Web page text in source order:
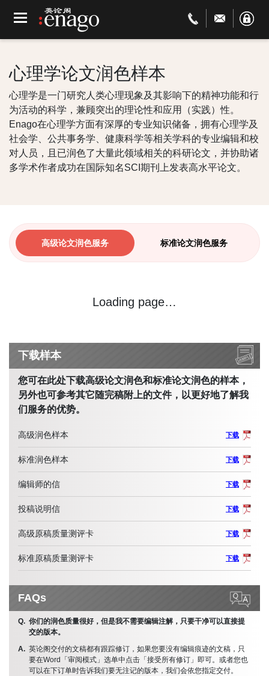
心理学论文润色样本
心理学是一门研究人类心理现象及其影响下的精神功能和行
为活动的科学，兼顾突出的理论性和应用（实践）性。
Enago在心理学方面有深厚的专业知识储备，拥有心理学及
社会学、公共事务学、健康科学等相关学科的专业编辑和校
对人员，且已润色了大量此领域相关的科研论文，并协助诸
多学术作者成功在国际知名SCI期刊上发表高水平论文。
高级论文润色服务 标准论文润色服务
Loading page…
下载样本
您可在此处下载高级论文润色和标准论文润色的样本，
另外也可参考其它随完稿附上的文件，以更好地了解我
们服务的优势。
高级润色样本 下载
标准润色样本 下载
编辑师的信 下载
投稿说明信 下载
高级原稿质量测评卡 下载
标准原稿质量测评卡 下载
FAQs
你们的润色质量很好，但是我不需要编辑注解，只要干净可以直接提
交的版本。
英论阁交付的文稿都有跟踪修订，如果您要没有编辑痕迹的文稿，只
要在Word「审阅模式」选单中点击「接受所有修订」即可。或者您也
可以在下订单时告诉我们要无注记的版本，我们会依您指定交付。